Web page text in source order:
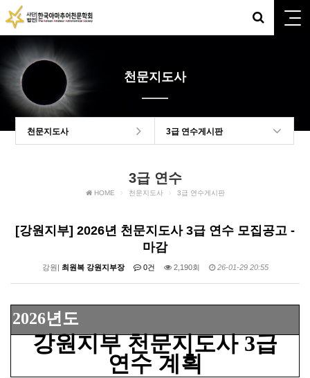
천문지도사
천문지도사 3급 연수게시판
3급 연수
HOME 천문지도사 3급 연수게시판
[강원지부] 2026년 천문지도사 3급 연수 모집공고 -
마감
강원| 최원복 강원지부장 0건 2,190회 26-01-29 20:55
2026년도
강원지부 천문지도사3급
연수 계획